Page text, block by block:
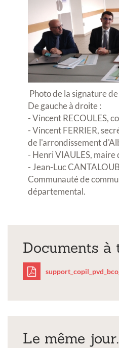
Photo de la signature
De gauche à droite :
- Vincent RECOULES,
- Vincent FERRIER,
de l'arrondissement
- Henri VIAULES, maire
- Jean-Luc
Communauté de
départemental.
Documents à
Le même